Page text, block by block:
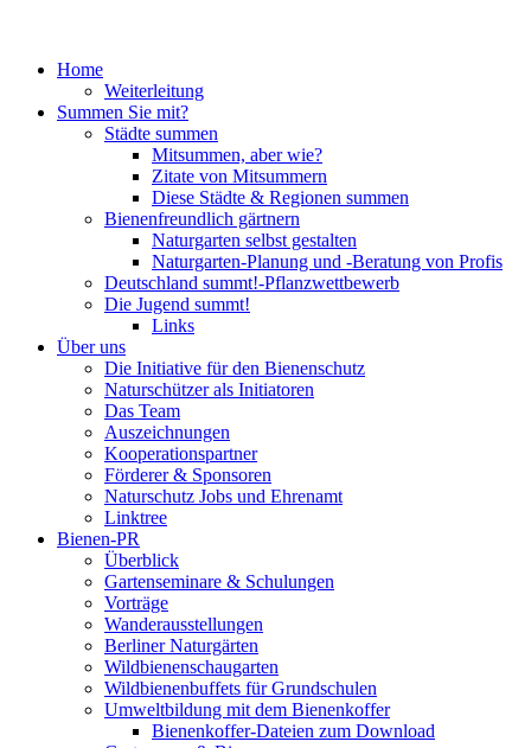
Home
Weiterleitung
Summen Sie mit?
Städte summen
Mitsummen, aber wie?
Zitate von Mitsummern
Diese Städte & Regionen summen
Bienenfreundlich gärtnern
Naturgarten selbst gestalten
Naturgarten-Planung und -Beratung von Profis
Deutschland summt!-Pflanzwettbewerb
Die Jugend summt!
Links
Über uns
Die Initiative für den Bienenschutz
Naturschützer als Initiatoren
Das Team
Auszeichnungen
Kooperationspartner
Förderer & Sponsoren
Naturschutz Jobs und Ehrenamt
Linktree
Bienen-PR
Überblick
Gartenseminare & Schulungen
Vorträge
Wanderausstellungen
Berliner Naturgärten
Wildbienenschaugarten
Wildbienenbuffets für Grundschulen
Umweltbildung mit dem Bienenkoffer
Bienenkoffer-Dateien zum Download